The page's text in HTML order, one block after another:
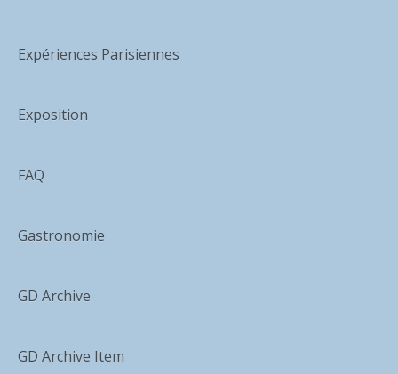
Expériences Parisiennes
Exposition
FAQ
Gastronomie
GD Archive
GD Archive Item